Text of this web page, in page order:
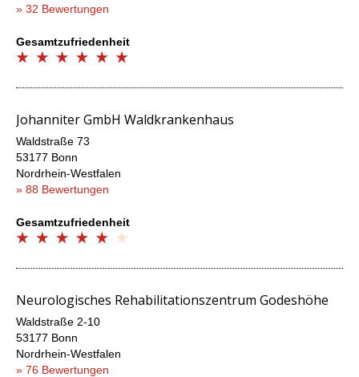
» 32 Bewertungen
Gesamtzufriedenheit
Johanniter GmbH Waldkrankenhaus
Waldstraße 73
53177 Bonn
Nordrhein-Westfalen
» 88 Bewertungen
Gesamtzufriedenheit
Neurologisches Rehabilitationszentrum Godeshöhe
Waldstraße 2-10
53177 Bonn
Nordrhein-Westfalen
» 76 Bewertungen